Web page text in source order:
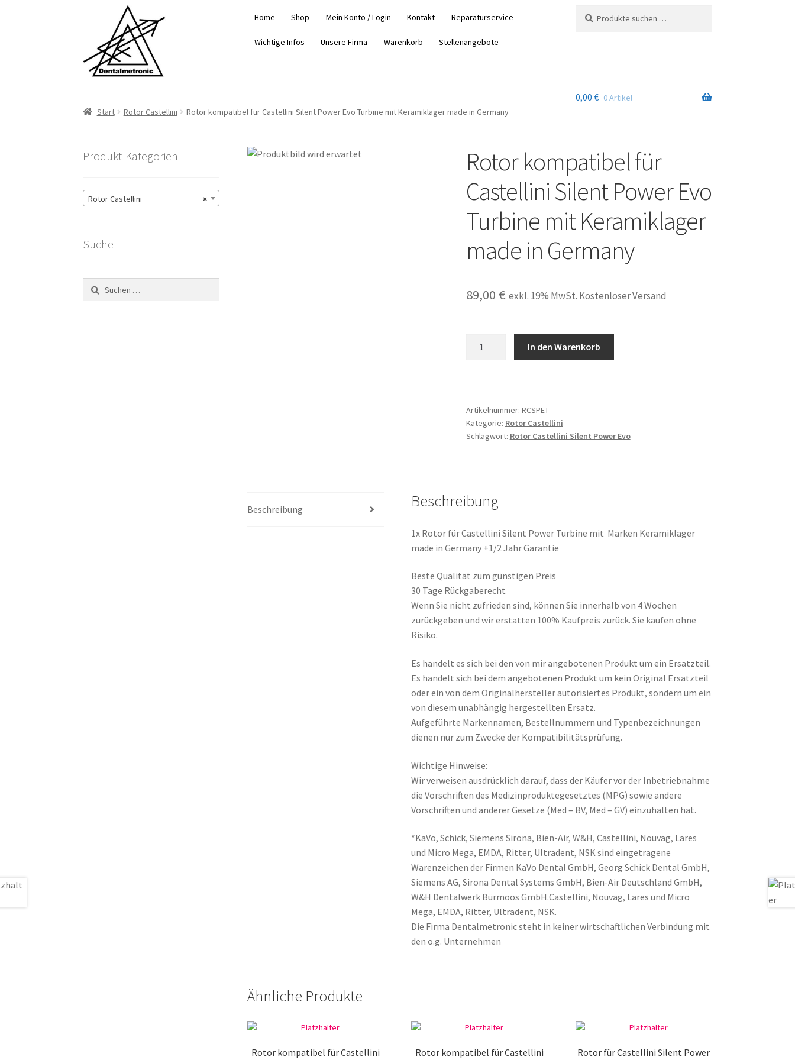
Navigation
springen
springen
Home Shop Mein Konto / Login Kontakt Reparaturservice
Wichtige Infos Unsere Firma Warenkorb Stellenangebote
nach:
0,00 € 0 Artikel
Start
Rotor Castellini Rotor kompatibel für Castellini Silent Power Evo Turbine mit Keramiklager made in Germany
Rotor kompatibel für
Castellini Silent Power Evo
Turbine mit Keramiklager
made in Germany
89,00 € exkl. 19% MwSt. Kostenloser Versand
Power
Evo
Turbine
in
Menge
In den Warenkorb
Artikelnummer: RCSPET
Kategorie: Rotor Castellini
Schlagwort: Rotor Castellini Silent Power Evo
Beschreibung Beschreibung
1x Rotor für Castellini Silent Power Turbine mit Marken Keramiklager
made in Germany +1/2 Jahr Garantie
Beste Qualität zum günstigen Preis
30 Tage Rückgaberecht
Wenn Sie nicht zufrieden sind, können Sie innerhalb von 4 Wochen
zurückgeben und wir erstatten 100% Kaufpreis zurück. Sie kaufen ohne
Risiko.
Es handelt es sich bei den von mir angebotenen Produkt um ein Ersatzteil.
Es handelt sich bei dem angebotenen Produkt um kein Original Ersatzteil
oder ein von dem Originalhersteller autorisiertes Produkt, sondern um ein
von diesem unabhängig hergestellten Ersatz.
Aufgeführte Markennamen, Bestellnummern und Typenbezeichnungen
dienen nur zum Zwecke der Kompatibilitätsprüfung.
Wichtige Hinweise:
Wir verweisen ausdrücklich darauf, dass der Käufer vor der Inbetriebnahme
die Vorschriften des Medizinproduktegesetztes (MPG) sowie andere
Vorschriften und anderer Gesetze (Med – BV, Med – GV) einzuhalten hat.
*KaVo, Schick, Siemens Sirona, Bien-Air, W&H, Castellini, Nouvag, Lares
und Micro Mega, EMDA, Ritter, Ultradent, NSK sind eingetragene
Warenzeichen der Firmen KaVo Dental GmbH, Georg Schick Dental GmbH,
Siemens AG, Sirona Dental Systems GmbH, Bien-Air Deutschland GmbH,
W&H Dentalwerk Bürmoos GmbH.Castellini, Nouvag, Lares und Micro
Mega, EMDA, Ritter, Ultradent, NSK.
Die Firma Dentalmetronic steht in keiner wirtschaftlichen Verbindung mit
den o.g. Unternehmen
Ähnliche Produkte
Rotor kompatibel für Castellini
Rotor kompatibel für Castellini
Rotor für Castellini Silent Power
Produkt-Kategorien
×
Rotor Castellini
Suche
Suchen
nach: